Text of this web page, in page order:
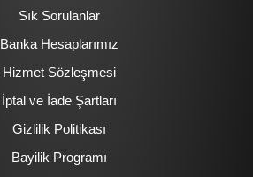
Sık Sorulanlar
Banka Hesaplarımız
Hizmet Sözleşmesi
İptal ve İade Şartları
Gizlilik Politikası
Bayilik Programı